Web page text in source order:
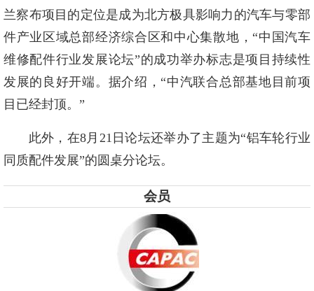
兰察布项目的定位是成为北方极具影响力的汽车与零部
件产业区域总部经济综合区和中心集散地，“中国汽车
维修配件行业发展论坛”的成功举办标志是项目持续性
发展的良好开端。据介绍，“中汽联合总部基地目前项
目已经封顶。”
此外，在8月21日论坛还举办了主题为“铝车轮行业
同质配件发展”的圆桌分论坛。
会员